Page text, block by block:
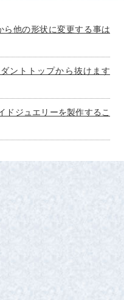
ら他の形状に変更する事は
ントトップから抜けます
ドジュエリーを製作するこ